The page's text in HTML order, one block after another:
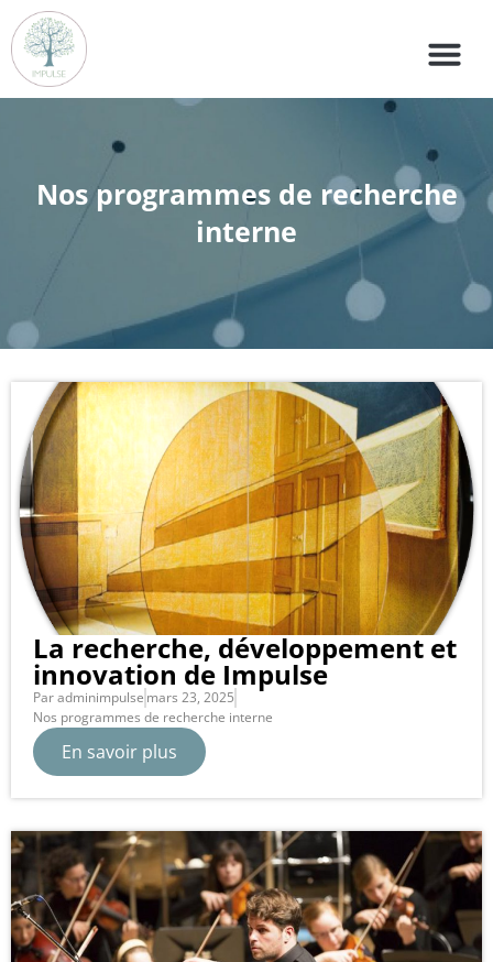
Nos programmes de recherche
interne
La recherche, développement et
innovation de Impulse
Paradminimpulse mars 23, 2025
Nos programmes de recherche interne
En savoir plus